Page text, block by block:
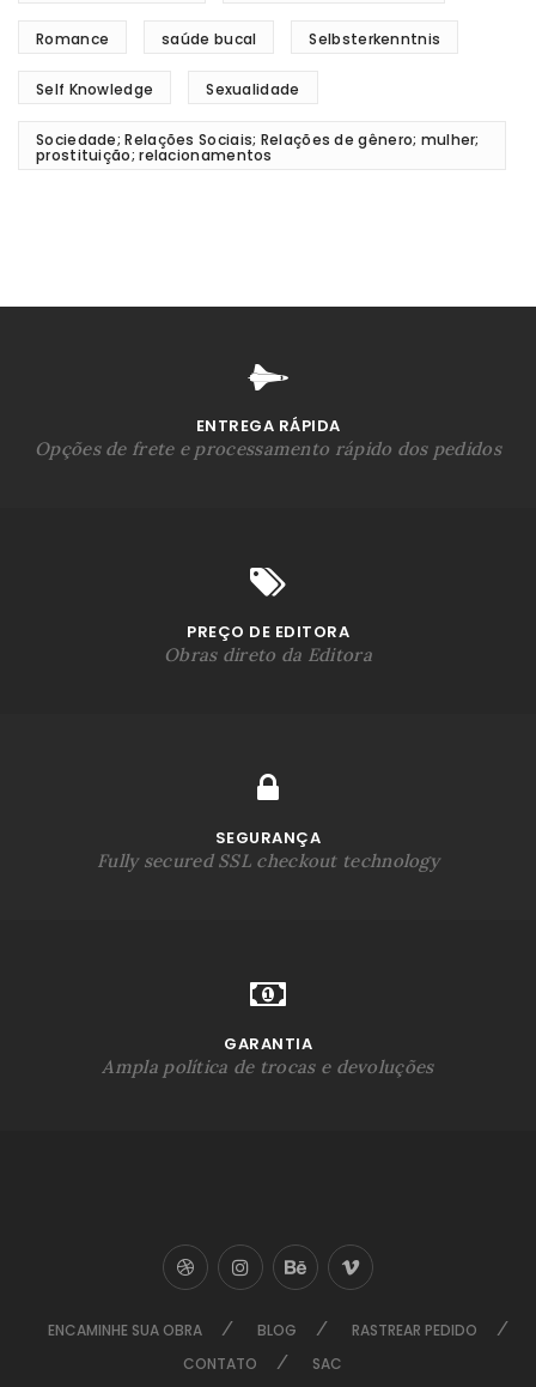
Romance saúde bucal Selbsterkenntnis
Self Knowledge Sexualidade
Sociedade; Relações Sociais; Relações de gênero; mulher;
prostituição; relacionamentos
ENTREGA RÁPIDA
Opções de frete e processamento rápido dos pedidos
PREÇO DE EDITORA
Obras direto da Editora
SEGURANÇA
Fully secured SSL checkout technology
GARANTIA
Ampla política de trocas e devoluções
ENCAMINHE SUA OBRA BLOG
RASTREAR PEDIDO
CONTATO
SAC